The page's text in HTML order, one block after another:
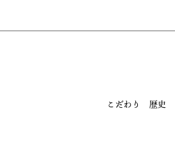
こだわり 歴史